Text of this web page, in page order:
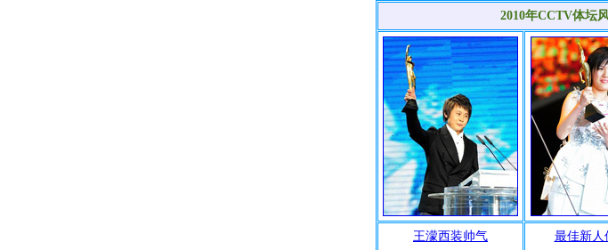
2010年CCTV体坛
王濛西装帅气 最佳新人